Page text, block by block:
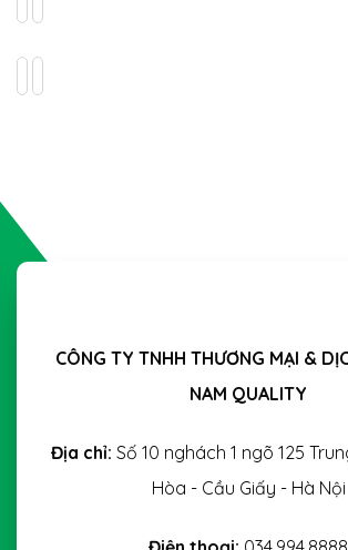
CÔNG TY TNHH THƯƠNG MẠI &
NAM QUALITY
Địa chỉ: Số 10 nghách 1 ngõ 125
Hòa - Cầu Giấy - Hà Nội